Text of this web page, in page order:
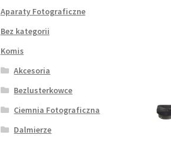
Aparaty Fotograficzne
Bez kategorii
Komis
Akcesoria
Bezlusterkowce
Ciemnia Fotograficzna
Dalmierze